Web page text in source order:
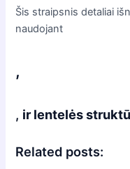
Šis straipsnis detaliai
naudojant
,
, ir lentelės
Related posts: